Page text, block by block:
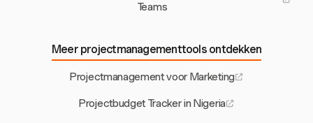
Teams
Meer projectmanagementtools ontdekken
Projectmanagement voor Marketing
Projectbudget Tracker in Nigeria